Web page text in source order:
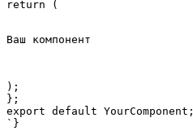
Ваш компонент
);
};
export default YourComponent;
`}